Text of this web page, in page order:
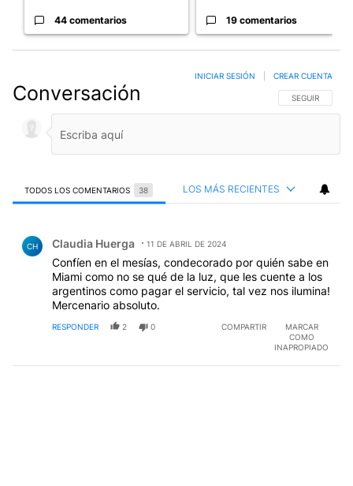
44 comentarios 19 comentarios
Conversación SIGA ESTA
SEGUIR
INICIAR SESIÓN CREAR CUENTA
TODOS LOS COMENTARIOS 38 LOS MÁS RECIENTES
CH Claudia Huerga 11 DE ABRIL DE 2024
Confíen en el mesías, condecorado por quién sabe en
Miami como no se qué de la luz, que les cuente a los
argentinos como pagar el servicio, tal vez nos ilumina!
Mercenario absoluto.
RESPONDER 2 0 COMPARTIR
MARCAR
COMO
INAPROPIADO